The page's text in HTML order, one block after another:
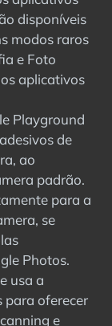
disponíveis
modos raros
e Foto
aplicativos
Playground
de
ao
padrão.
para a
se
Photos.
usa a
para oferecer
e